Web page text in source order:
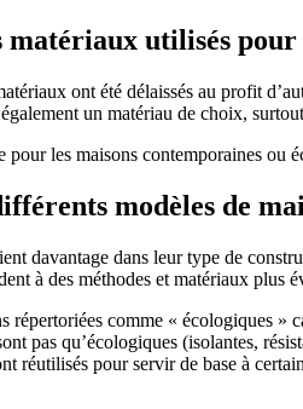
matériaux utilisés
ont été délaissés au profit
un matériau de choix,
pour les maisons contemporaines ou
modèles de
davantage dans leur type de
à des méthodes et matériaux plus
répertoriées comme « écologiques »
pas qu’écologiques (isolantes,
réutilisés pour servir de base à